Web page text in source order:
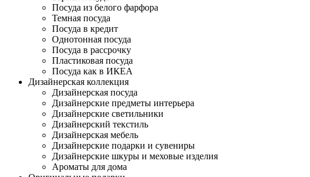
Посуда из белого фарфора
Темная посуда
Посуда в кредит
Однотонная посуда
Посуда в рассрочку
Пластиковая посуда
Посуда как в ИКЕА
Дизайнерская коллекция
Дизайнерская посуда
Дизайнерские предметы интерьера
Дизайнерские светильники
Дизайнерский текстиль
Дизайнерская мебель
Дизайнерские подарки и сувениры
Дизайнерские шкуры и меховые изделия
Ароматы для дома